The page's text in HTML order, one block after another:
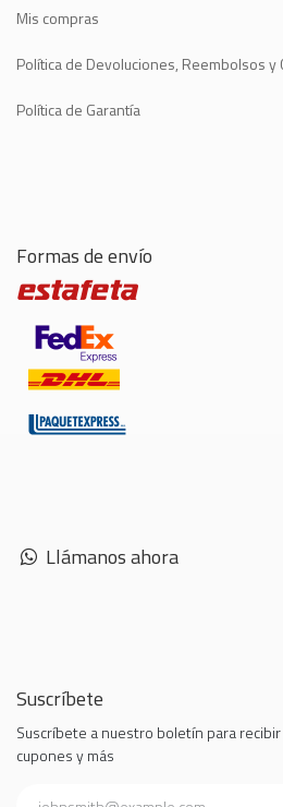
Mis compras
Política de Devoluciones, Reembolsos y
Política de Garantía
Formas de envío
Llámanos ahora
Suscríbete
Suscríbete a nuestro boletín para
cupones y más